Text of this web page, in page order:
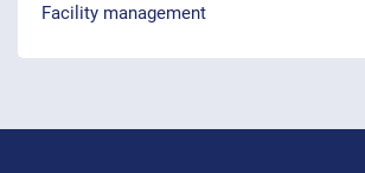
Facility management